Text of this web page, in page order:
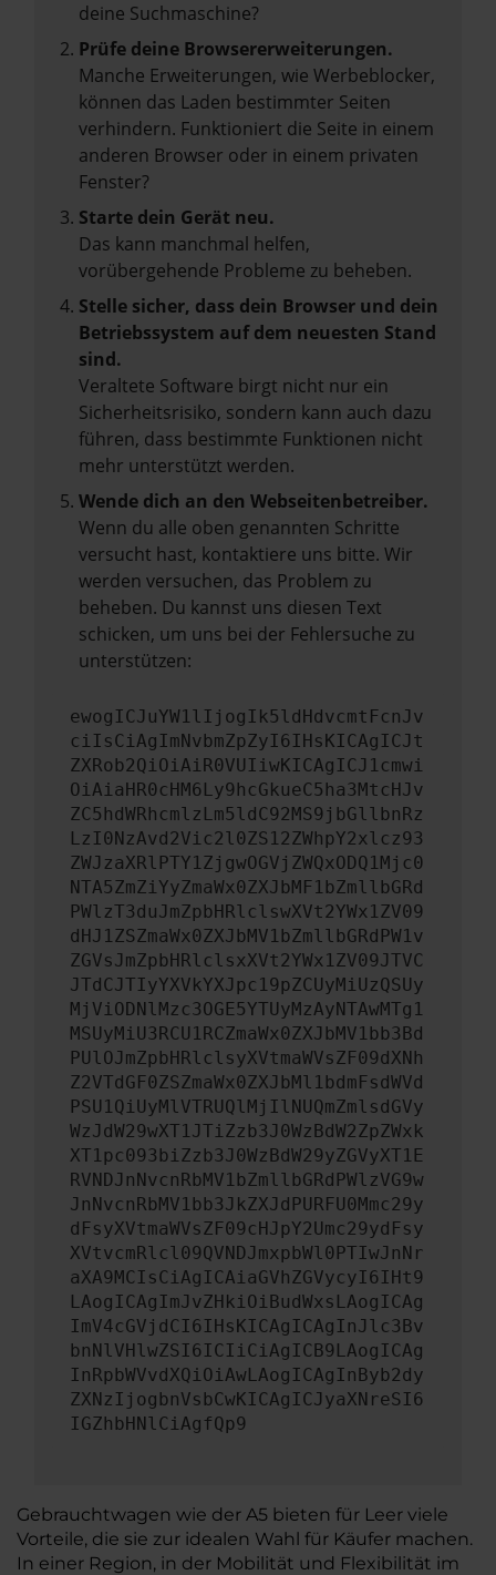
deine Suchmaschine?
Prüfe deine Browsererweiterungen.
Manche Erweiterungen, wie Werbeblocker,
können das Laden bestimmter Seiten
verhindern. Funktioniert die Seite in einem
anderen Browser oder in einem privaten
Fenster?
Starte dein Gerät neu.
Das kann manchmal helfen,
vorübergehende Probleme zu beheben.
Stelle sicher, dass dein Browser und dein
Betriebssystem auf dem neuesten Stand
sind.
Veraltete Software birgt nicht nur ein
Sicherheitsrisiko, sondern kann auch dazu
führen, dass bestimmte Funktionen nicht
mehr unterstützt werden.
Wende dich an den Webseitenbetreiber.
Wenn du alle oben genannten Schritte
versucht hast, kontaktiere uns bitte. Wir
werden versuchen, das Problem zu
beheben. Du kannst uns diesen Text
schicken, um uns bei der Fehlersuche zu
unterstützen:
ewogICJuYW1lIjogIk5ldHdvcmtFcnJv
ciIsCiAgImNvbmZpZyI6IHsKICAgICJt
ZXRob2QiOiAiR0VUIiwKICAgICJ1cmwi
OiAiaHR0cHM6Ly9hcGkueC5ha3MtcHJv
ZC5hdWRhcmlzLm5ldC92MS9jbGllbnRz
LzI0NzAvd2Vic2l0ZS12ZWhpY2xlcz93
ZWJzaXRlPTY1ZjgwOGVjZWQxODQ1Mjc0
NTA5ZmZiYyZmaWx0ZXJbMF1bZmllbGRd
PWlzT3duJmZpbHRlclswXVt2YWx1ZV09
dHJ1ZSZmaWx0ZXJbMV1bZmllbGRdPW1v
ZGVsJmZpbHRlclsxXVt2YWx1ZV09JTVC
JTdCJTIyYXVkYXJpc19pZCUyMiUzQSUy
MjViODNlMzc3OGE5YTUyMzAyNTAwMTg1
MSUyMiU3RCU1RCZmaWx0ZXJbMV1bb3Bd
PUlOJmZpbHRlclsyXVtmaWVsZF09dXNh
Z2VTdGF0ZSZmaWx0ZXJbMl1bdmFsdWVd
PSU1QiUyMlVTRUQlMjIlNUQmZmlsdGVy
WzJdW29wXT1JTiZzb3J0WzBdW2ZpZWxk
XT1pc093biZzb3J0WzBdW29yZGVyXT1E
RVNDJnNvcnRbMV1bZmllbGRdPWlzVG9w
JnNvcnRbMV1bb3JkZXJdPURFU0Mmc29y
dFsyXVtmaWVsZF09cHJpY2Umc29ydFsy
XVtvcmRlcl09QVNDJmxpbWl0PTIwJnNr
aXA9MCIsCiAgICAiaGVhZGVycyI6IHt9
LAogICAgImJvZHkiOiBudWxsLAogICAg
ImV4cGVjdCI6IHsKICAgICAgInJlc3Bv
bnNlVHlwZSI6ICIiCiAgICB9LAogICAg
InRpbWVvdXQiOiAwLAogICAgInByb2dy
ZXNzIjogbnVsbCwKICAgICJyaXNreSI6
IGZhbHNlCiAgfQp9
Gebrauchtwagen wie der A5 bieten für Leer viele
Vorteile, die sie zur idealen Wahl für Käufer machen.
In einer Region, in der Mobilität und Flexibilität im